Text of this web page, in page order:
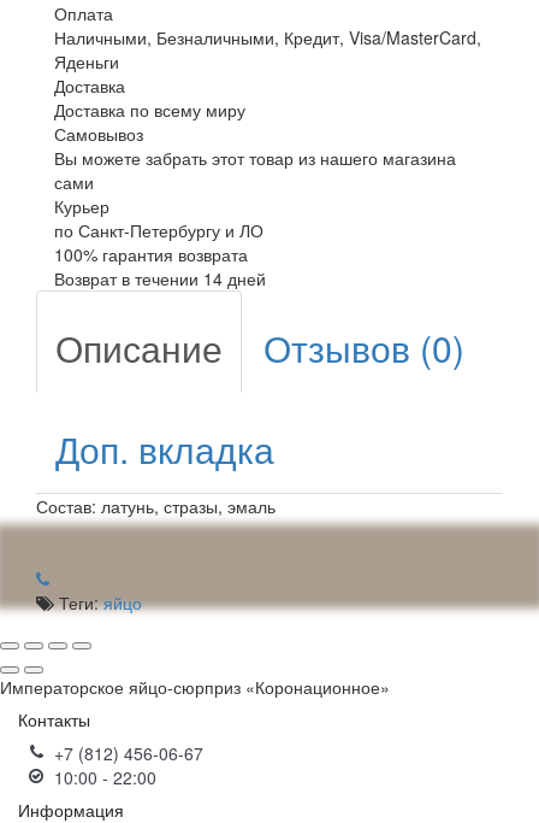
Оплата
Наличными, Безналичными, Кредит, Visa/MasterCard,
Яденьги
Доставка
Доставка по всему миру
Самовывоз
Вы можете забрать этот товар из нашего магазина
сами
Курьер
по Санкт-Петербургу и ЛО
100% гарантия возврата
Возврат в течении 14 дней
Описание
Отзывов (0)
Доп. вкладка
Состав: латунь, стразы, эмаль
Теги:яйцо
Императорское яйцо-сюрприз «Коронационное»
Контакты
+7 (812) 456-06-67
10:00 - 22:00
Информация